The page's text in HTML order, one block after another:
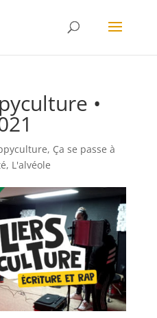
•
, Ça se passe à
, L'alvéole